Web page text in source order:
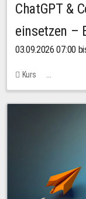
ChatGPT &
einsetzen –
03.09.2026 07:00
Kurs
Bachstraße 18k -